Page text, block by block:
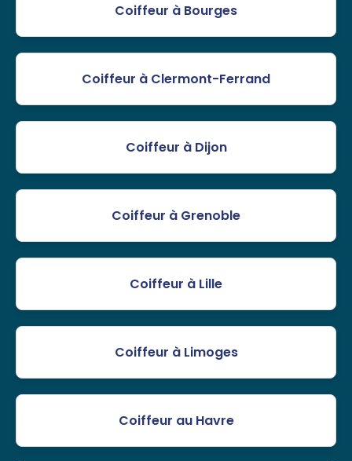
Coiffeur à Bourges
Coiffeur à Clermont-Ferrand
Coiffeur à Dijon
Coiffeur à Grenoble
Coiffeur à Lille
Coiffeur à Limoges
Coiffeur au Havre